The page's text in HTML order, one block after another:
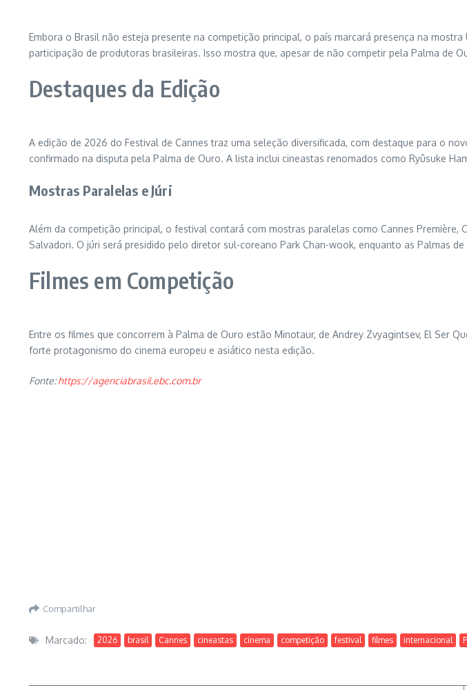
Embora o Brasil não esteja presente na competição principal, o país marcará presença na
participação de produtoras brasileiras. Isso mostra que, apesar de não competir pela Palma de
Destaques da Edição
A edição de 2026 do Festival de Cannes traz uma seleção diversificada, com destaque para o
confirmado na disputa pela Palma de Ouro. A lista inclui cineastas renomados como Ryûsuke
Mostras Paralelas e Júri
Além da competição principal, o festival contará com mostras paralelas como Cannes Première,
Salvadori. O júri será presidido pelo diretor sul-coreano Park Chan-wook, enquanto as Palmas
Filmes em Competição
Entre os filmes que concorrem à Palma de Ouro estão Minotaur, de Andrey Zvyagintsev, El Ser
forte protagonismo do cinema europeu e asiático nesta edição.
Fonte:https://agenciabrasil.ebc.com.br
Compartilhar
Marcado: 2026 brasil Cannes cineastas cinema competição festival filmes internacional